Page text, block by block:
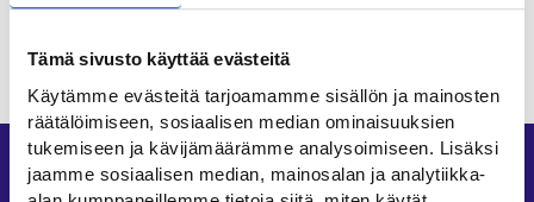
Tämä sivusto käyttää evästeitä
Käytämme evästeitä tarjoamamme sisällön ja mainosten
räätälöimiseen, sosiaalisen median ominaisuuksien
tukemiseen ja kävijämäärämme analysoimiseen. Lisäksi
jaamme sosiaalisen median, mainosalan ja analytiikka-
Oikopolut